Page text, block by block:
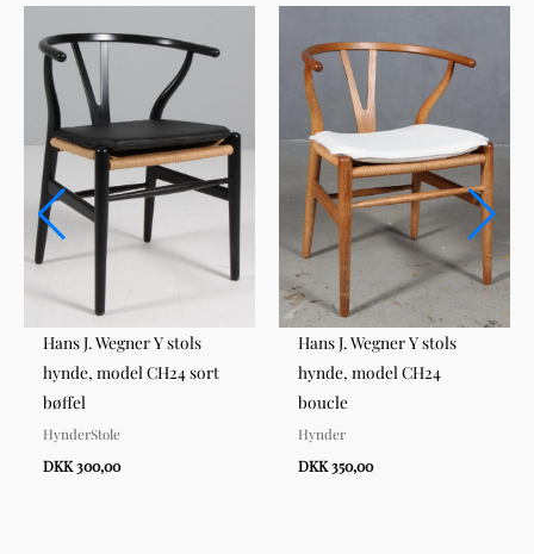
Hans J. Wegner Y stols
hynde, model CH24 sort
bøffel
HynderStole
DKK 300,00
Hans J. Wegner Y stols
hynde, model CH24
boucle
Hynder
DKK 350,00